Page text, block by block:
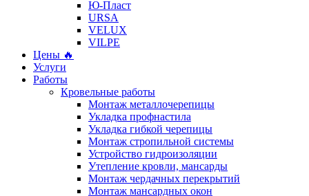
Ю-Пласт
URSA
VELUX
VILPE
Цены 🔥
Услуги
Работы
Кровельные работы
Монтаж металлочерепицы
Укладка профнастила
Укладка гибкой черепицы
Монтаж стропильной системы
Устройство гидроизоляции
Утепление кровли, мансарды
Монтаж чердачных перекрытий
Монтаж мансардных окон